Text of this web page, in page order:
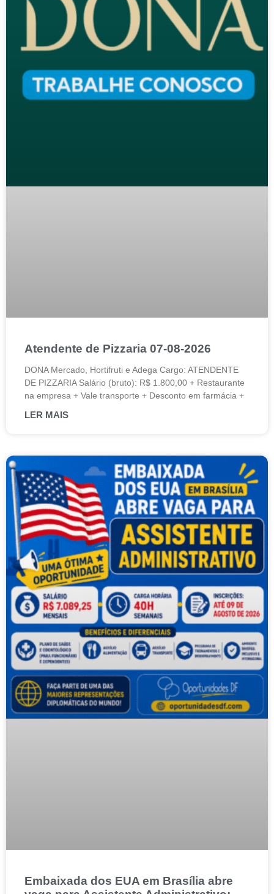
Atendente de Pizzaria 07-08-2026
DONA Mercado, Hortifruti e Adega Cargo: ATENDENTE
DE PIZZARIA Salário (bruto): R$ 1.800,00 + Restaurante
na empresa + Vale transporte + Desconto em farmácia +
LER MAIS
Embaixada dos EUA em Brasília abre